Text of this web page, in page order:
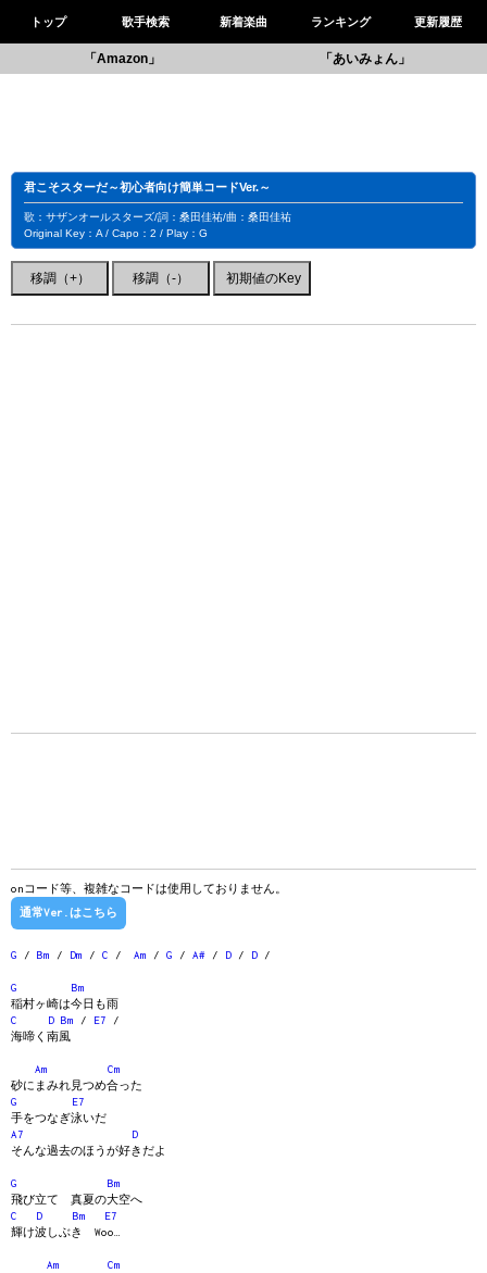
トップ 歌手検索 新着楽曲 ランキング 更新履歴
「Amazon」 「あいみょん」
君こそスターだ～初心者向け簡単コードVer.～
歌：サザンオールスターズ/詞：桑田佳祐/曲：桑田佳祐
Original Key：A / Capo：2 / Play：G
onコード等、複雑なコードは使用しておりません。
通常Ver.はこちら
G / Bm / Dm / C / Am / G / A# / D / D /
G
Bm
稲村ヶ崎は今日も雨
C
D Bm / E7 /
海啼く南風
Am
Cm
砂にまみれ見つめ合った
G
E7
手をつなぎ泳いだ
A7
D
そんな過去のほうが好きだよ
G
Bm
飛び立て 真夏の大空へ
C
D Bm
E7
輝け波しぶき Woo…
Am
Cm